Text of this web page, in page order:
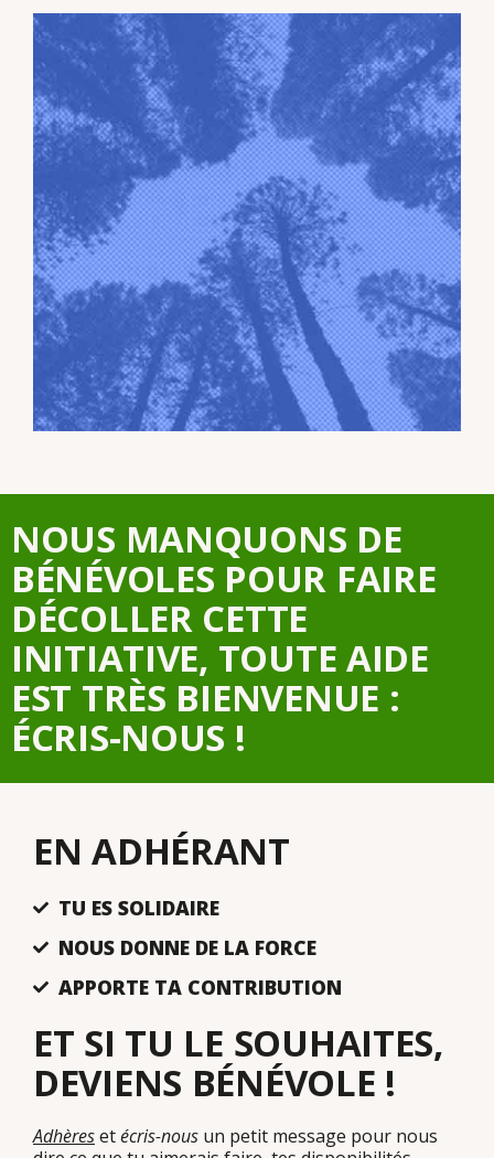
NOUS MANQUONS DE
BÉNÉVOLES POUR FAIRE
DÉCOLLER CETTE
INITIATIVE, TOUTE AIDE
EST TRÈS BIENVENUE :
ÉCRIS-NOUS !
EN ADHÉRANT
TU ES SOLIDAIRE
NOUS DONNE DE LA FORCE
APPORTE TA CONTRIBUTION
ET SI TU LE SOUHAITES,
DEVIENS BÉNÉVOLE !
Adhèresetécris-nous un petit message pour nous